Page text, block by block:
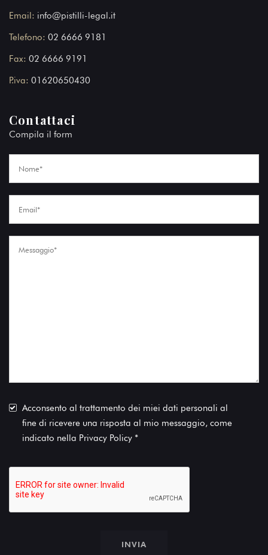
Email: info@pistilli-legal.it
Telefono: 02 6666 9181
Fax: 02 6666 9191
P.iva: 01620650430
Contattaci
Compila il form
Acconsento al trattamento dei miei dati personali al
fine di ricevere una risposta al mio messaggio, come
indicato nella Privacy Policy *